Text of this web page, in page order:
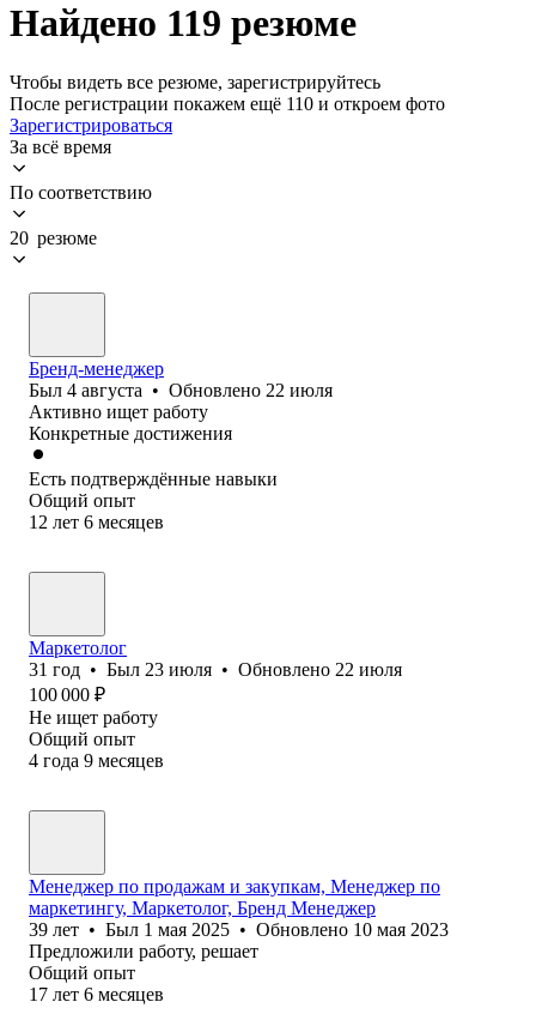
Найдено 119 резюме
Чтобы видеть все резюме, зарегистрируйтесь
После регистрации покажем ещё 110 и откроем фото
Зарегистрироваться
За всё время
По соответствию
20 резюме
Бренд-менеджер
Был 4 августа • Обновлено 22 июля
Активно ищет работу
Конкретные достижения
Есть подтверждённые навыки
Общий опыт
12 лет 6 месяцев
Маркетолог
31 год • Был 23 июля • Обновлено 22 июля
100 000 ₽
Не ищет работу
Общий опыт
4 года 9 месяцев
Менеджер по продажам и закупкам, Менеджер по
маркетингу, Маркетолог, Бренд Менеджер
39 лет • Был 1 мая 2025 • Обновлено 10 мая 2023
Предложили работу, решает
Общий опыт
17 лет 6 месяцев